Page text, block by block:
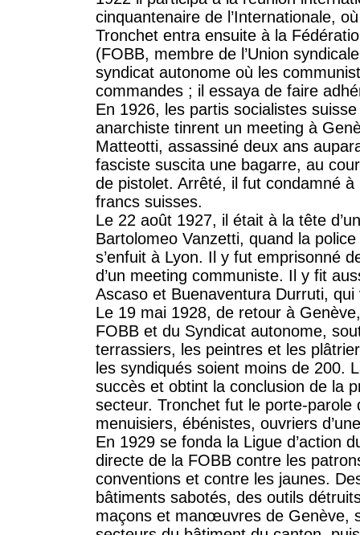
cinquantenaire de l’Internationale,
Tronchet entra ensuite à la
(FOBB, membre de l’Union
syndicat autonome où les
commandes ; il essaya de faire
En 1926, les partis socialistes
anarchiste tinrent un meeting à
Matteotti, assassiné deux ans
fasciste suscita une bagarre, au
de pistolet. Arrêté, il fut condamné
francs suisses.
Le 22 août 1927, il était à la tête
Bartolomeo Vanzetti, quand la
s’enfuit à Lyon. Il y fut emprisonné
d’un meeting communiste. Il y fit
Ascaso et Buenaventura Durruti,
Le 19 mai 1928, de retour à
FOBB et du Syndicat autonome,
terrassiers, les peintres et les
les syndiqués soient moins de 200.
succès et obtint la conclusion de la
secteur. Tronchet fut le porte-parole
menuisiers, ébénistes, ouvriers
En 1929 se fonda la Ligue d’action
directe de la FOBB contre les
conventions et contre les jaunes.
bâtiments sabotés, des outils
maçons et manœuvres de Genève,